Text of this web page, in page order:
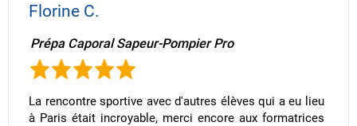
Florine C.
Prépa Caporal Sapeur-Pompier Pro
La rencontre sportive avec d'autres élèves qui a eu lieu
à Paris était incroyable, merci encore aux formatrices